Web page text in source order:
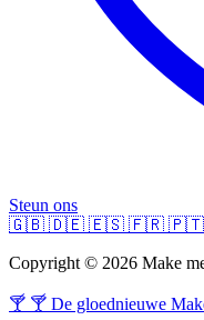
Steun ons
🇬🇧 🇩🇪 🇪🇸 🇫🇷 🇵🇹
Copyright © 2026 Make
🍸 🍸 De gloednieuwe